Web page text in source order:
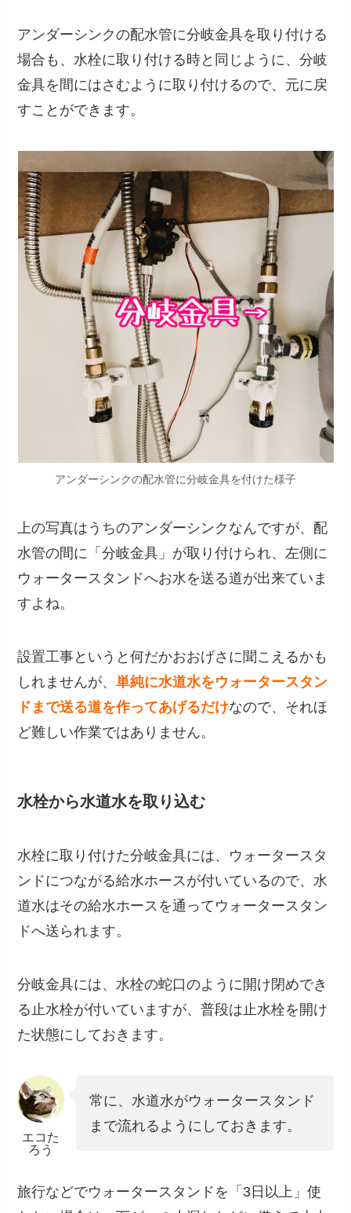
アンダーシンクの配水管に分岐金具を取り付ける
場合も、水栓に取り付ける時と同じように、分岐
金具を間にはさむように取り付けるので、元に戻
すことができます。
アンダーシンクの配水管に分岐金具を付けた様子
上の写真はうちのアンダーシンクなんですが、配
水管の間に「分岐金具」が取り付けられ、左側に
ウォータースタンドへお水を送る道が出来ていま
すよね。
設置工事というと何だかおおげさに聞こえるかも
しれませんが、単純に水道水をウォータースタン
ドまで送る道を作ってあげるだけなので、それほ
ど難しい作業ではありません。
水栓から水道水を取り込む
水栓に取り付けた分岐金具には、ウォータースタ
ンドにつながる給水ホースが付いているので、水
道水はその給水ホースを通ってウォータースタン
ドへ送られます。
分岐金具には、水栓の蛇口のように開け閉めでき
る止水栓が付いていますが、普段は止水栓を開け
た状態にしておきます。
エコた
ろう
常に、水道水がウォータースタンド
まで流れるようにしておきます。
旅行などでウォータースタンドを「3日以上」使